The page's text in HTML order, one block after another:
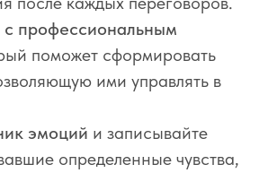
с профессиональным
поможет сформировать
ими управлять в
эмоций и записывайте
определенные чувства,